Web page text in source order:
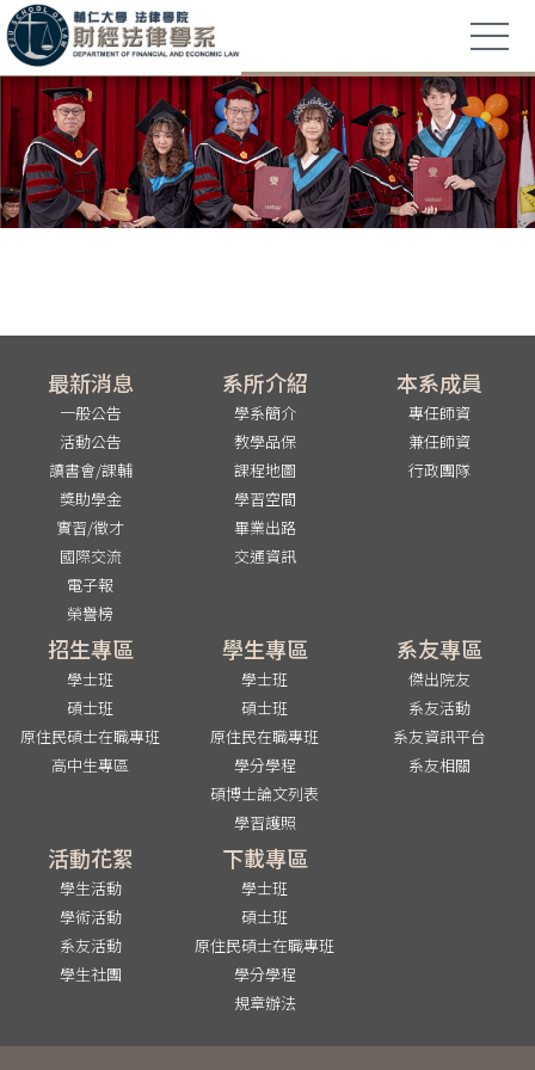
最新消息
一般公告
活動公告
讀書會/課輔
獎助學金
實習/徵才
國際交流
電子報
榮譽榜
系所介紹
學系簡介
教學品保
課程地圖
學習空間
畢業出路
交通資訊
本系成員
專任師資
兼任師資
行政團隊
招生專區
學士班
碩士班
原住民碩士在職專班
高中生專區
學生專區
學士班
碩士班
原住民在職專班
學分學程
碩博士論文列表
學習護照
系友專區
傑出院友
系友活動
系友資訊平台
系友相關
活動花絮
學生活動
學術活動
系友活動
學生社團
下載專區
學士班
碩士班
原住民碩士在職專班
學分學程
規章辦法